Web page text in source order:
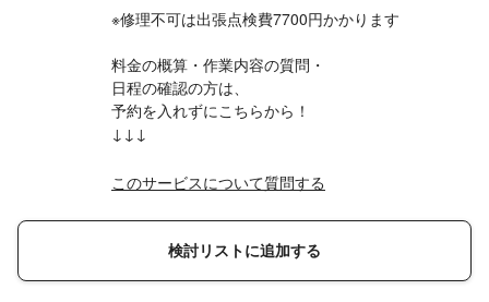
※修理不可は出張点検費7700円かかります
料金の概算・作業内容の質問・
日程の確認の方は、
予約を入れずにこちらから！
↓↓↓
このサービスについて質問する
検討リストに追加する